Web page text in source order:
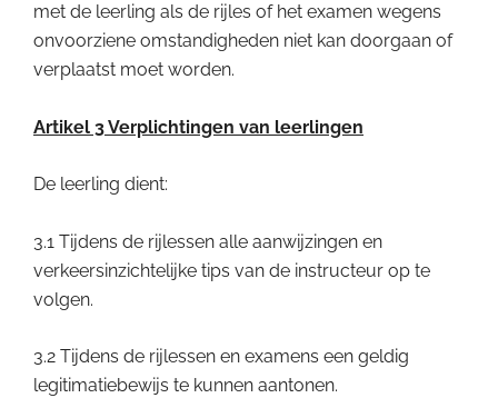
met de leerling als de rijles of het examen wegens
onvoorziene omstandigheden niet kan doorgaan of
verplaatst moet worden.
Artikel 3 Verplichtingen van leerlingen
De leerling dient:
3.1 Tijdens de rijlessen alle aanwijzingen en
verkeersinzichtelijke tips van de instructeur op te
volgen.
3.2 Tijdens de rijlessen en examens een geldig
legitimatiebewijs te kunnen aantonen.